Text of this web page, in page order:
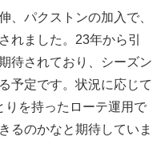
、パクストンの加入で、
れました。23年から引
待されており、シーズン
予定です。状況に応じて
りを持ったローテ運用で
るのかなと期待していま